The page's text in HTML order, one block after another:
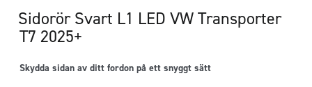
Sidorör Svart L1 LED VW Transporter
T7 2025+
Skydda sidan av ditt fordon på ett snyggt sätt